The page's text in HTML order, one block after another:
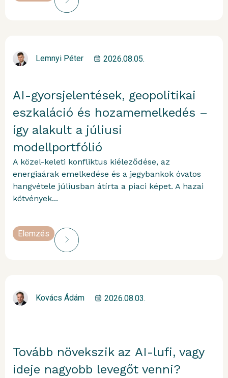
Lemnyi Péter 2026.08.05.
AI-gyorsjelentések, geopolitikai
eszkaláció és hozamemelkedés –
így alakult a júliusi
modellportfólió
A közel-keleti konfliktus kiéleződése, az
energiaárak emelkedése és a jegybankok óvatos
hangvétele júliusban átírta a piaci képet. A hazai
kötvények...
Elemzés
Kovács Ádám 2026.08.03.
Tovább növekszik az AI-lufi, vagy
ideje nagyobb levegőt venni?